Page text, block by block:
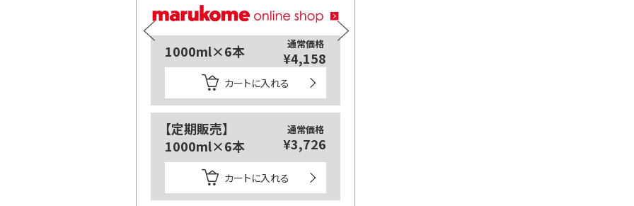
1000ml×6本 通常価格
¥4,158
カートに入れる
【定期販売】
1000ml×6本
通常価格
¥3,726
カートに入れる